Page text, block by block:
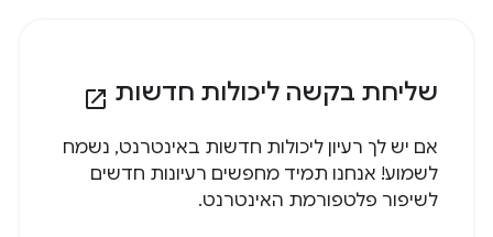
שליחת בקשה ליכולות חדשות open_in_new
אם יש לך רעיון ליכולות חדשות באינטרנט, נשמח
לשמוע! אנחנו תמיד מחפשים רעיונות חדשים
לשיפור פלטפורמת האינטרנט.